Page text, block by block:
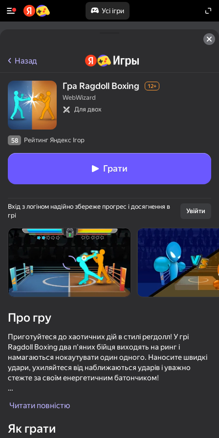
Усі ігри
Поверніть пристрій
Гра працює тільки в горизонтальній
орієнтації
Битва красно-синих агентов
Назад
Гра Ragdoll Boxing 12+
WebWizard
Для двох
58 Рейтинг Яндекс Ігор
Грати
Вхід з логіном надійно збереже прогрес і досягнення в
грі
Увійти
Про гру
Приготуйтеся до хаотичних дій в стилі регдолл! У грі
Ragdoll Boxing два п'яних бійця виходять на ринг і
намагаються нокаутувати один одного. Наносите швидкі
удари, ухиляйтеся від наближаються ударів і уважно
стежте за своїм енергетичним батончиком!
або запросіть друга на веселі битви. Правила прості:
Читати повністю
Як грати